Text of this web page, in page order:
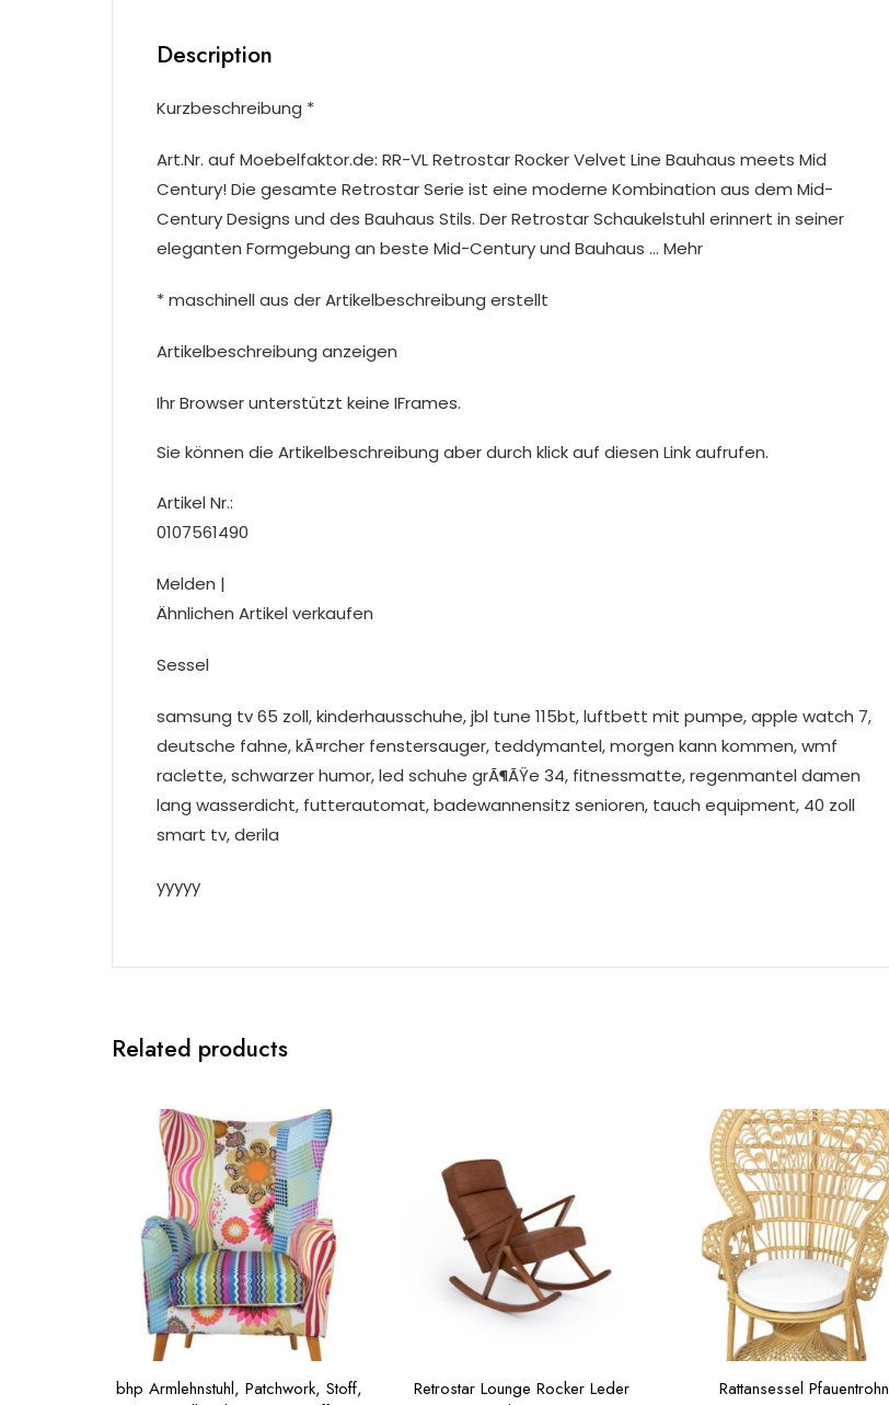
Description
Kurzbeschreibung *
Art.Nr. auf Moebelfaktor.de: RR-VL Retrostar Rocker Velvet Line Bauhaus meets Mid
Century! Die gesamte Retrostar Serie ist eine moderne Kombination aus dem Mid-
Century Designs und des Bauhaus Stils. Der Retrostar Schaukelstuhl erinnert in seiner
eleganten Formgebung an beste Mid-Century und Bauhaus … Mehr
* maschinell aus der Artikelbeschreibung erstellt
Artikelbeschreibung anzeigen
Ihr Browser unterstützt keine IFrames.
Sie können die Artikelbeschreibung aber durch klick auf diesen Link aufrufen.
Artikel Nr.:
0107561490
Melden |
Ähnlichen Artikel verkaufen
Sessel
samsung tv 65 zoll, kinderhausschuhe, jbl tune 115bt, luftbett mit pumpe, apple watch 7,
deutsche fahne, kÃ¤rcher fenstersauger, teddymantel, morgen kann kommen, wmf
raclette, schwarzer humor, led schuhe grÃ¶ÃŸe 34, fitnessmatte, regenmantel damen
lang wasserdicht, futterautomat, badewannensitz senioren, tauch equipment, 40 zoll
smart tv, derila
yyyyy
Related products
bhp Armlehnstuhl, Patchwork, Stoff,
Retrostar Lounge Rocker Leder
Rattansessel Pfauentrohn